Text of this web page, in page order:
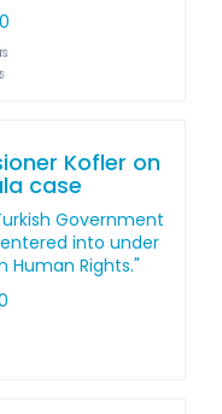
Kofler on
case
Government
into under
Human Rights."